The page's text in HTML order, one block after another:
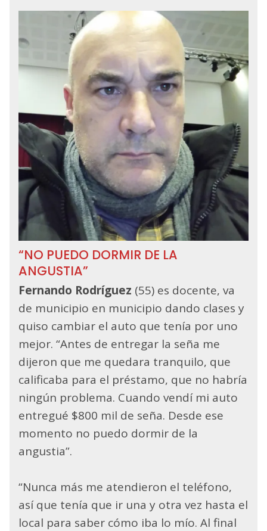
“NO PUEDO DORMIR DE LA
ANGUSTIA”
Fernando Rodríguez (55) es docente, va
de municipio en municipio dando clases y
quiso cambiar el auto que tenía por uno
mejor. “Antes de entregar la seña me
dijeron que me quedara tranquilo, que
calificaba para el préstamo, que no habría
ningún problema. Cuando vendí mi auto
entregué $800 mil de seña. Desde ese
momento no puedo dormir de la
angustia”.
“Nunca más me atendieron el teléfono,
así que tenía que ir una y otra vez hasta el
local para saber cómo iba lo mío. Al final